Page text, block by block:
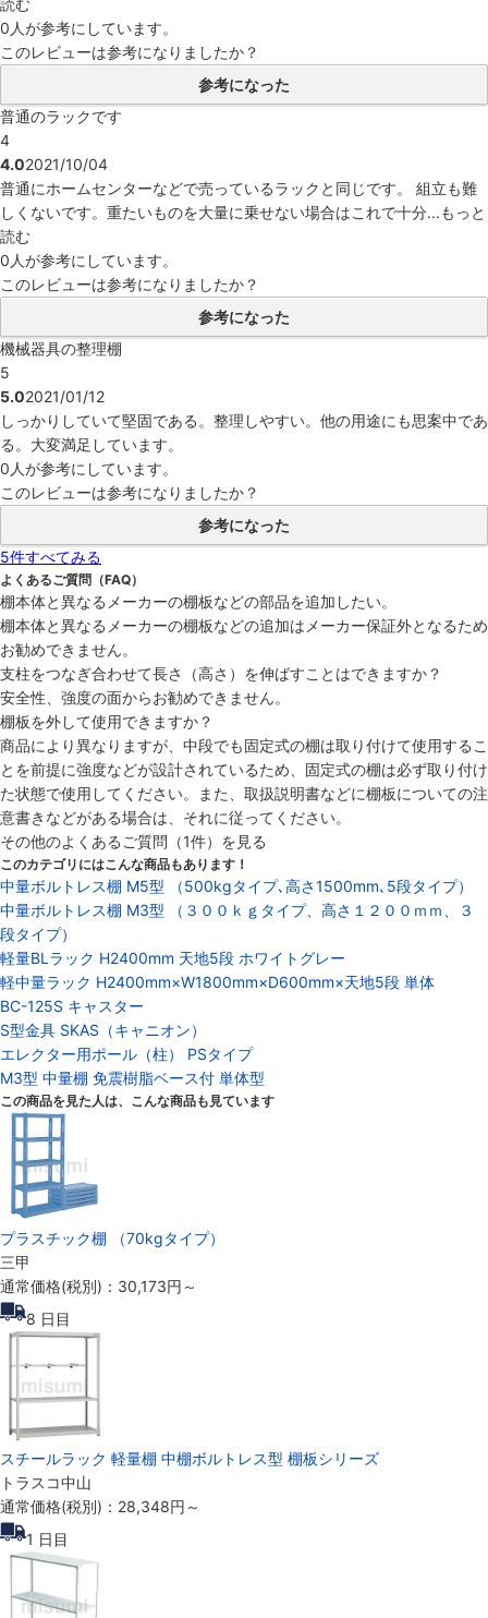
読む
0人が参考にしています。
このレビューは参考になりましたか？
参考になった
普通のラックです
4
4.02021/10/04
普通にホームセンターなどで売っているラックと同じです。 組立も難
しくないです。重たいものを大量に乗せない場合はこれで十分...もっと
読む
0人が参考にしています。
このレビューは参考になりましたか？
参考になった
機械器具の整理棚
5
5.02021/01/12
しっかりしていて堅固である。整理しやすい。他の用途にも思案中であ
る。大変満足しています。
0人が参考にしています。
このレビューは参考になりましたか？
参考になった
5件すべてみる
よくあるご質問（FAQ）
棚本体と異なるメーカーの棚板などの部品を追加したい。
棚本体と異なるメーカーの棚板などの追加はメーカー保証外となるため
お勧めできません。
支柱をつなぎ合わせて長さ（高さ）を伸ばすことはできますか？
安全性、強度の面からお勧めできません。
棚板を外して使用できますか？
商品により異なりますが、中段でも固定式の棚は取り付けて使用するこ
とを前提に強度などが設計されているため、固定式の棚は必ず取り付け
た状態で使用してください。また、取扱説明書などに棚板についての注
意書きなどがある場合は、それに従ってください。
その他のよくあるご質問（1件）を見る
このカテゴリにはこんな商品もあります！
中量ボルトレス棚 M5型 （500kgタイプ､高さ1500mm､5段タイプ）
中量ボルトレス棚 M3型 （３００ｋｇタイプ、高さ１２００ｍｍ、３
段タイプ）
軽量BLラック H2400mm 天地5段 ホワイトグレー
軽中量ラック H2400mm×W1800mm×D600mm×天地5段 単体
BC-125S キャスター
S型金具 SKAS（キャニオン）
エレクター用ポール（柱） PSタイプ
M3型 中量棚 免震樹脂ベース付 単体型
この商品を見た人は、こんな商品も見ています
プラスチック棚 （70kgタイプ）
三甲
通常価格(税別)： 30,173円 ～
8 日目
スチールラック 軽量棚 中棚ボルトレス型 棚板シリーズ
トラスコ中山
通常価格(税別)： 28,348円 ～
1 日目